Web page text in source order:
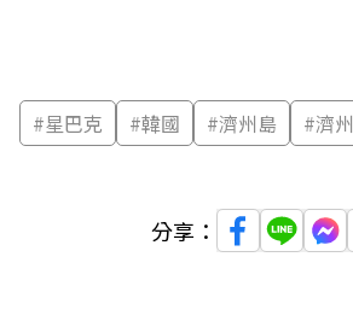
#星巴克 #韓國 #濟州島 #濟州
分享：